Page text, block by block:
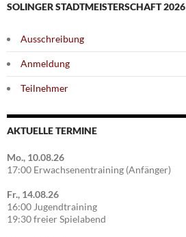
SOLINGER STADTMEISTERSCHAFT 2026
Ausschreibung
Anmeldung
Teilnehmer
AKTUELLE TERMINE
Mo., 10.08.26
17:00 Erwachsenentraining (Anfänger)
Fr., 14.08.26
16:00 Jugendtraining
19:30 freier Spielabend